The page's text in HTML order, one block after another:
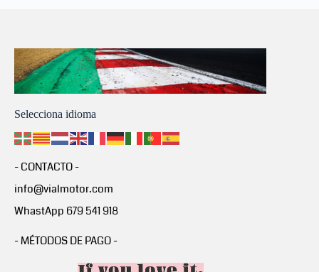
Selecciona idioma
- CONTACTO -
info@vialmotor.com
WhastApp 679 541 918
- MÉTODOS DE PAGO -